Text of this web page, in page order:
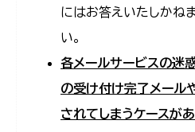
にはお答えいたしかね
い。
各メールサービスの迷
の受け付け完了メール
されてしまうケースが